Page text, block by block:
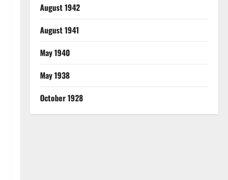
August 1942
August 1941
May 1940
May 1938
October 1928